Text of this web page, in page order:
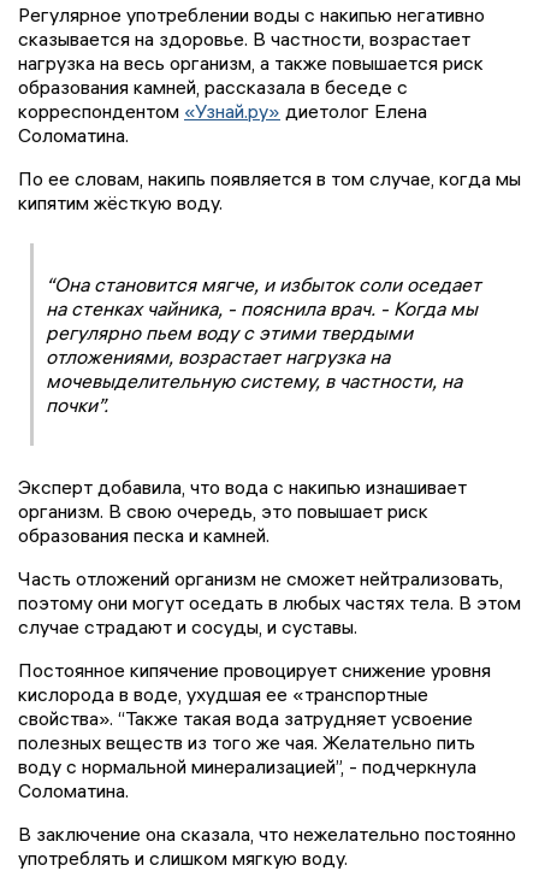
Регулярное употреблении воды с накипью негативно
сказывается на здоровье. В частности, возрастает
нагрузка на весь организм, а также повышается риск
образования камней, рассказала в беседе с
корреспондентом «Узнай.ру» диетолог Елена
Соломатина.
По ее словам, накипь появляется в том случае, когда мы
кипятим жёсткую воду.
“Она становится мягче, и избыток соли оседает
на стенках чайника, - пояснила врач. - Когда мы
регулярно пьем воду с этими твердыми
отложениями, возрастает нагрузка на
мочевыделительную систему, в частности, на
почки”.
Эксперт добавила, что вода с накипью изнашивает
организм. В свою очередь, это повышает риск
образования песка и камней.
Часть отложений организм не сможет нейтрализовать,
поэтому они могут оседать в любых частях тела. В этом
случае страдают и сосуды, и суставы.
Постоянное кипячение провоцирует снижение уровня
кислорода в воде, ухудшая ее «транспортные
свойства». “Также такая вода затрудняет усвоение
полезных веществ из того же чая. Желательно пить
воду с нормальной минерализацией”, - подчеркнула
Соломатина.
В заключение она сказала, что нежелательно постоянно
употреблять и слишком мягкую воду.